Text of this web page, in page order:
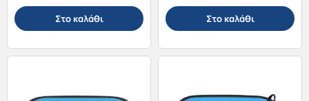
Στο καλάθι Στο καλάθι